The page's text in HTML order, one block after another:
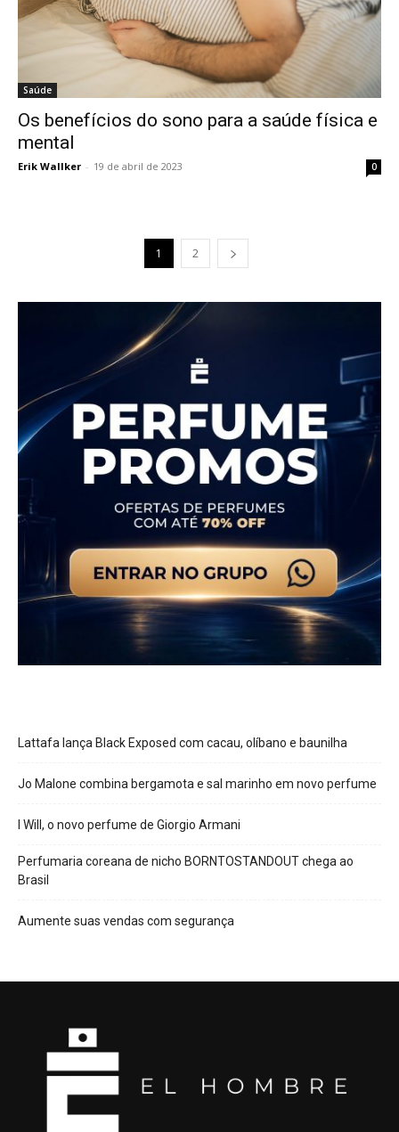
Saúde
Os benefícios do sono para a saúde física e
mental
Erik Wallker - 19 de abril de 2023 0
1 2
Lattafa lança Black Exposed com cacau, olíbano e baunilha
Jo Malone combina bergamota e sal marinho em novo perfume
I Will, o novo perfume de Giorgio Armani
Perfumaria coreana de nicho BORNTOSTANDOUT chega ao
Brasil
Aumente suas vendas com segurança